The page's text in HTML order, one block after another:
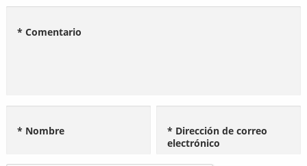
* Comentario
* Nombre
* Dirección de correo
electrónico